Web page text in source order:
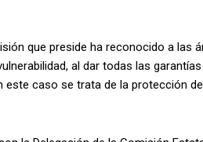
que preside ha reconocido a las
al dar todas las
este caso se trata de la protección